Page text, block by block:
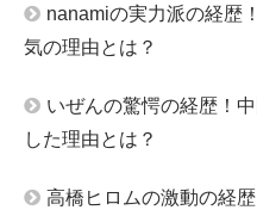
nanamiの実力派の経歴
気の理由とは？
いぜんの驚愕の経歴！
した理由とは？
高橋ヒロムの激動の経